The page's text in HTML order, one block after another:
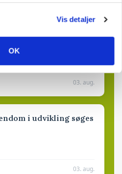
Vis detaljer
OK
03. aug.
i udvikling søges
03. aug.